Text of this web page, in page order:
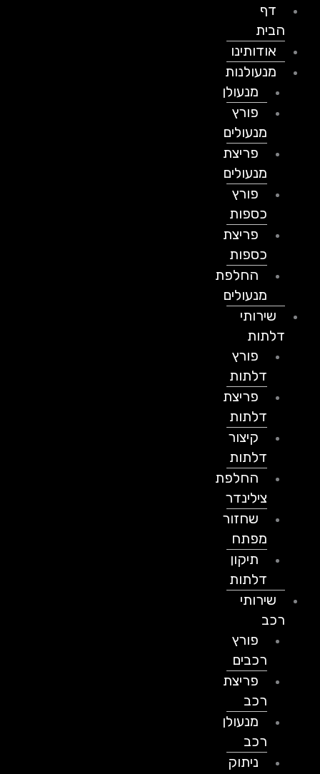
דף
הבית
אודותינו
מנעולנות
מנעולן
פורץ
מנעולים
פריצת
מנעולים
פורץ
כספות
פריצת
כספות
החלפת
מנעולים
שירותי
דלתות
פורץ
דלתות
פריצת
דלתות
קיצור
דלתות
החלפת
צילינדר
שחזור
מפתח
תיקון
דלתות
שירותי
פורץ
רכבים
פריצת
מנעולן
ניתוק